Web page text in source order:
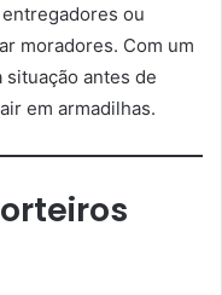
ou
moradores. Com um
antes de
em armadilhas.